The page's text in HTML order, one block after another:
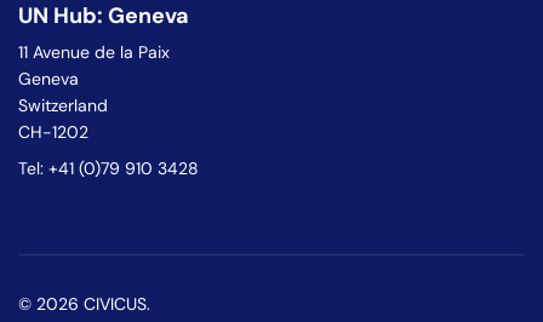
UN Hub: Geneva
11 Avenue de la Paix
Geneva
Switzerland
CH-1202
Tel: +41 (0)79 910 3428
© 2026 CIVICUS.